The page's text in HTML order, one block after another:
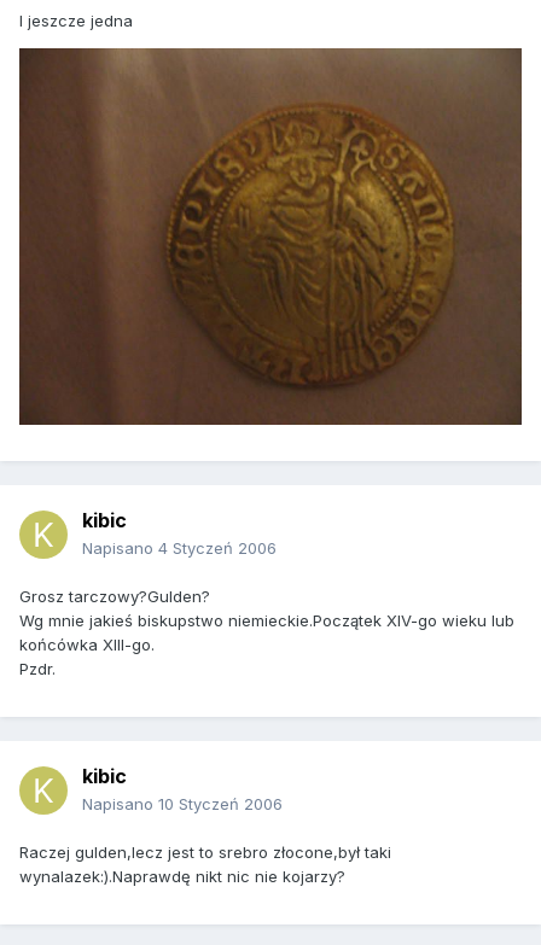
I jeszcze jedna
kibic
Napisano 4 Styczeń 2006
Grosz tarczowy?Gulden?
Wg mnie jakieś biskupstwo niemieckie.Początek XIV-go wieku lub
końcówka XIII-go.
Pzdr.
kibic
Napisano 10 Styczeń 2006
Raczej gulden,lecz jest to srebro złocone,był taki
wynalazek:).Naprawdę nikt nic nie kojarzy?